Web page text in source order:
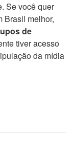
Se você quer
Brasil melhor,
de
tiver acesso
da mídia